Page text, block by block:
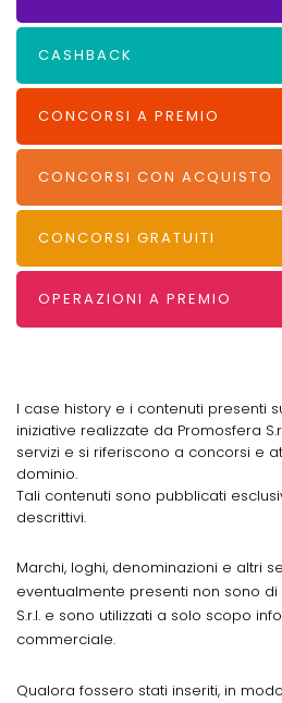
CASHBACK
CONCORSI A PREMIO
CONCORSI CON ACQUISTO
CONCORSI GRATUITI
OPERAZIONI A PREMIO
I case history e i contenuti presenti
iniziative realizzate da Promosfera
servizi e si riferiscono a concorsi e
dominio.
Tali contenuti sono pubblicati
descrittivi.
Marchi, loghi, denominazioni e altri
eventualmente presenti non sono
S.r.l. e sono utilizzati a solo scopo
commerciale.
Qualora fossero stati inseriti, in